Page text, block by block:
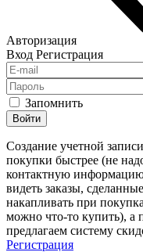
Авторизация
Вход Регистрация
Запомнить
Войти
Создание учетной
покупки быстрее (не
контактную
видеть заказы,
накапливать при
можно что-то купить), а
предлагаем систему
Регистрация